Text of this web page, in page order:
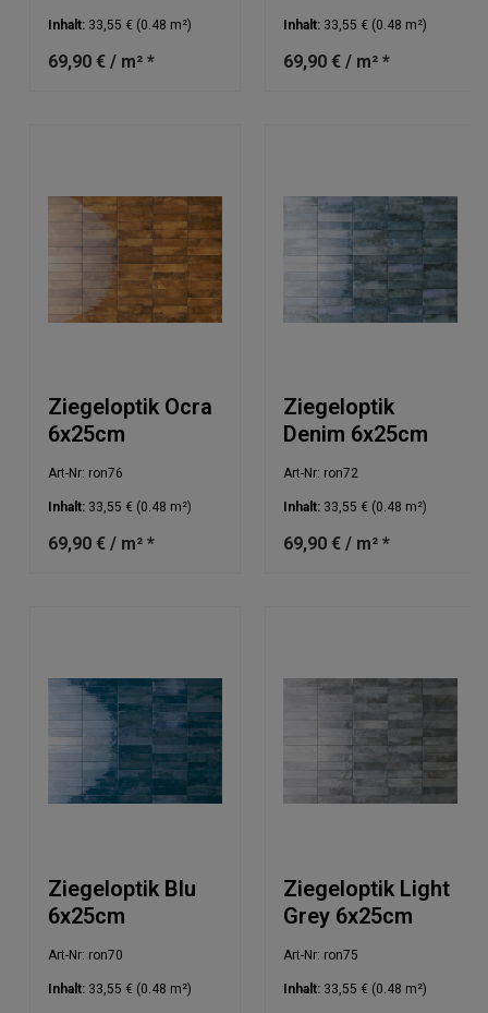
Inhalt: 33,55 € (0.48 m²)
69,90 € / m² *
Inhalt: 33,55 € (0.48 m²)
69,90 € / m² *
Ziegeloptik Ocra
6x25cm
Art-Nr: ron76
Inhalt: 33,55 € (0.48 m²)
69,90 € / m² *
Ziegeloptik
Denim 6x25cm
Art-Nr: ron72
Inhalt: 33,55 € (0.48 m²)
69,90 € / m² *
Ziegeloptik Blu
6x25cm
Art-Nr: ron70
Inhalt: 33,55 € (0.48 m²)
Ziegeloptik Light
Grey 6x25cm
Art-Nr: ron75
Inhalt: 33,55 € (0.48 m²)